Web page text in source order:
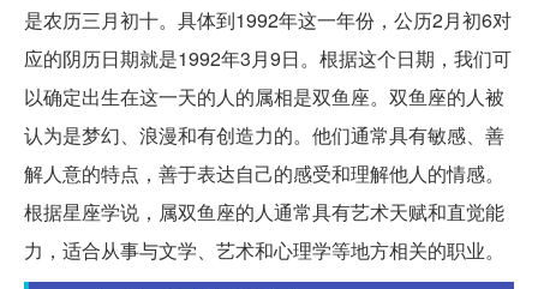
是农历三月初十。具体到1992年这一年份，公历2月初6对
应的阴历日期就是1992年3月9日。根据这个日期，我们可
以确定出生在这一天的人的属相是双鱼座。双鱼座的人被
认为是梦幻、浪漫和有创造力的。他们通常具有敏感、善
解人意的特点，善于表达自己的感受和理解他人的情感。
根据星座学说，属双鱼座的人通常具有艺术天赋和直觉能
力，适合从事与文学、艺术和心理学等地方相关的职业。